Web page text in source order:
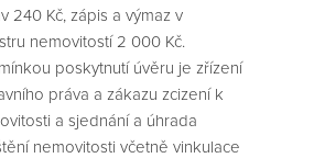
240 Kč, zápis a výmaz v
nemovitostí 2 000 Kč.
poskytnutí úvěru je zřízení
práva a zákazu zcizení k
a sjednání a úhrada
nemovitosti včetně vinkulace